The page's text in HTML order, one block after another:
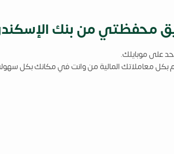
محفظتي من بنك
على موبايلك.
معاملاتك المالية من وانت في مكانك بكل